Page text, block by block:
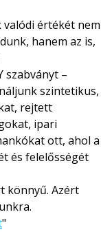
valódi értékét nem
hanem az is,
szabványt –
szintetikus,
rejtett
ipari
ott, ahol a
és felelősségét
könnyű. Azért
"